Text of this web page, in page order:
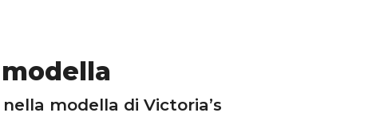
modella di Victoria’s